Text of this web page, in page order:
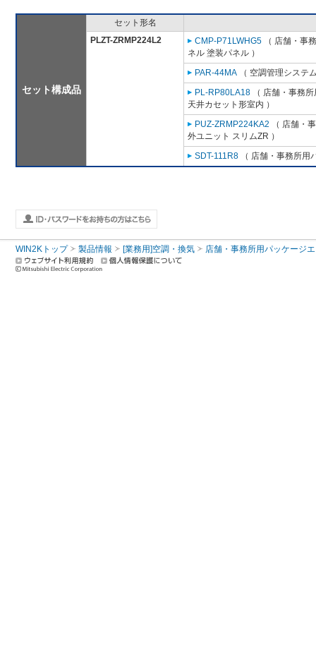
セット構成品
セット形名
PLZT-ZRMP224L2
CMP-P71LWHG5 （ 店舗・事
ネル 塗装パネル ）
PAR-44MA （ 空調管理システ
PL-RP80LA18 （ 店舗・事務
天井カセット形室内 ）
PUZ-ZRMP224KA2 （ 店舗・
外ユニット スリムZR ）
SDT-111R8 （ 店舗・事務所用
WIN2Kトップ 製品情報 [業務用]空調・換気 店舗・事務所用パッケージ